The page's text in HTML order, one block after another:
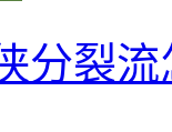
分裂